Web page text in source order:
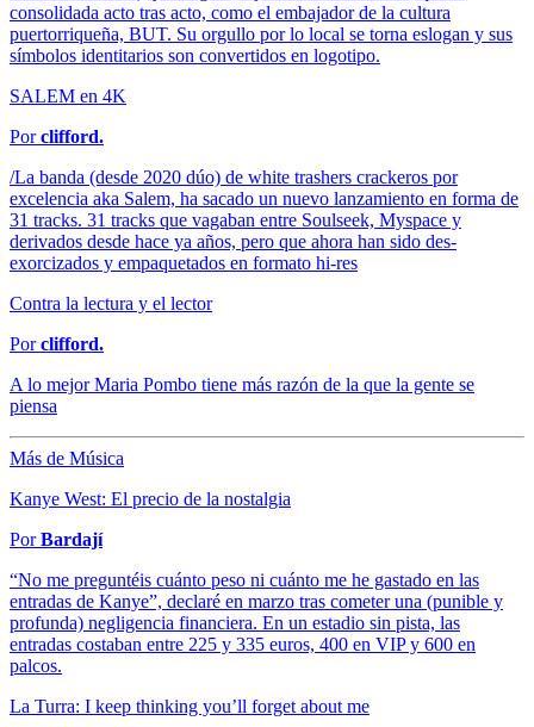
consolidada acto tras acto, como el embajador de la cultura
puertorriqueña, BUT. Su orgullo por lo local se torna eslogan y sus
símbolos identitarios son convertidos en logotipo.
SALEM en 4K
Porclifford.
/La banda (desde 2020 dúo) de white trashers crackeros por
excelencia aka Salem, ha sacado un nuevo lanzamiento en forma de
31 tracks. 31 tracks que vagaban entre Soulseek, Myspace y
derivados desde hace ya años, pero que ahora han sido des-
exorcizados y empaquetados en formato hi-res
Contra la lectura y el lector
Porclifford.
A lo mejor Maria Pombo tiene más razón de la que la gente se
piensa
Más de Música
Kanye West: El precio de la nostalgia
PorBardají
“No me preguntéis cuánto peso ni cuánto me he gastado en las
entradas de Kanye”, declaré en marzo tras cometer una (punible y
profunda) negligencia financiera. En un estadio sin pista, las
entradas costaban entre 225 y 335 euros, 400 en VIP y 600 en
palcos.
La Turra: I keep thinking you’ll forget about me